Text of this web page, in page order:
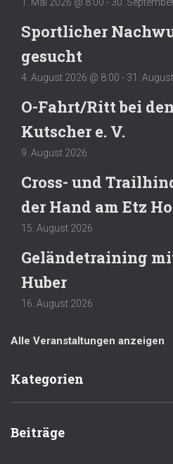
Sportlicher
gesucht
4. August 2026 @ 8:00 - 31.
O-Fahrt/Ritt bei
Kutscher e. V.
9. August 2026
Cross- und
der Hand am Etz
15. August 2026
Geländetraining
Huber
16. August 2026
Alle Veranstaltungen anzeigen
Kategorien
Beiträge